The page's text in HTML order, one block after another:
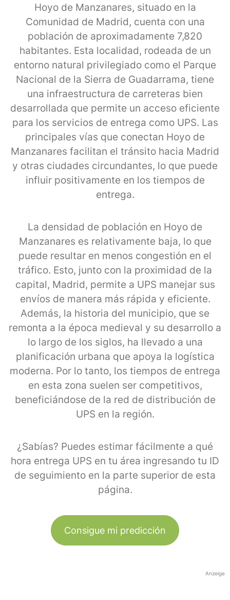
Hoyo de Manzanares, situado en la
Comunidad de Madrid, cuenta con una
población de aproximadamente 7,820
habitantes. Esta localidad, rodeada de un
entorno natural privilegiado como el Parque
Nacional de la Sierra de Guadarrama, tiene
una infraestructura de carreteras bien
desarrollada que permite un acceso eficiente
para los servicios de entrega como UPS. Las
principales vías que conectan Hoyo de
Manzanares facilitan el tránsito hacia Madrid
y otras ciudades circundantes, lo que puede
influir positivamente en los tiempos de
entrega.
La densidad de población en Hoyo de
Manzanares es relativamente baja, lo que
puede resultar en menos congestión en el
tráfico. Esto, junto con la proximidad de la
capital, Madrid, permite a UPS manejar sus
envíos de manera más rápida y eficiente.
Además, la historia del municipio, que se
remonta a la época medieval y su desarrollo a
lo largo de los siglos, ha llevado a una
planificación urbana que apoya la logística
moderna. Por lo tanto, los tiempos de entrega
en esta zona suelen ser competitivos,
beneficiándose de la red de distribución de
UPS en la región.
¿Sabías? Puedes estimar fácilmente a qué
hora entrega UPS en tu área ingresando tu ID
de seguimiento en la parte superior de esta
página.
Consigue mi predicción
Anzeige